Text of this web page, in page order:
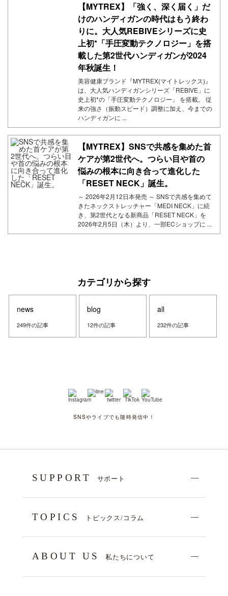
【MYTREX】「強く、深く届く」だ
けのハンディガンの時代はもう終わ
りに。大人気REBIVEシリーズに史
上初*「手圧変動テクノロジー」を搭
載した第2世代ハンディガンが2024
年秋誕生！
美容健康ブランド『MYTREX(マイトレックス)』
は、大人気ハンディガンシリーズ「REBIVE」に
史上初*の「手圧変動テクノロジー」 を搭載。 従
来の強さ（振動スピード）調整に加え、今までの
ハンディガンに ...
【MYTREX】SNSで共感を集めた首
ケアが第2世代へ。つらい目や首の
悩みの根本に向き合って進化した
「RESET NECK」誕生。
～ 2026年2月12日本発売 ～ SNSで共感を集めて
きたネックストレッチャー「MEDI NECK」に続
き、第2世代となる新商品「RESET NECK」を
2026年2月5日（木）より、一部ECショップに ...
カテゴリから探す
news
249件の記事
blog
12件の記事
all
232件の記事
SNSやライブでも随時発信中！
SUPPORT サポート
TOPICS トピックス/コラム
ABOUT US 私たちについて